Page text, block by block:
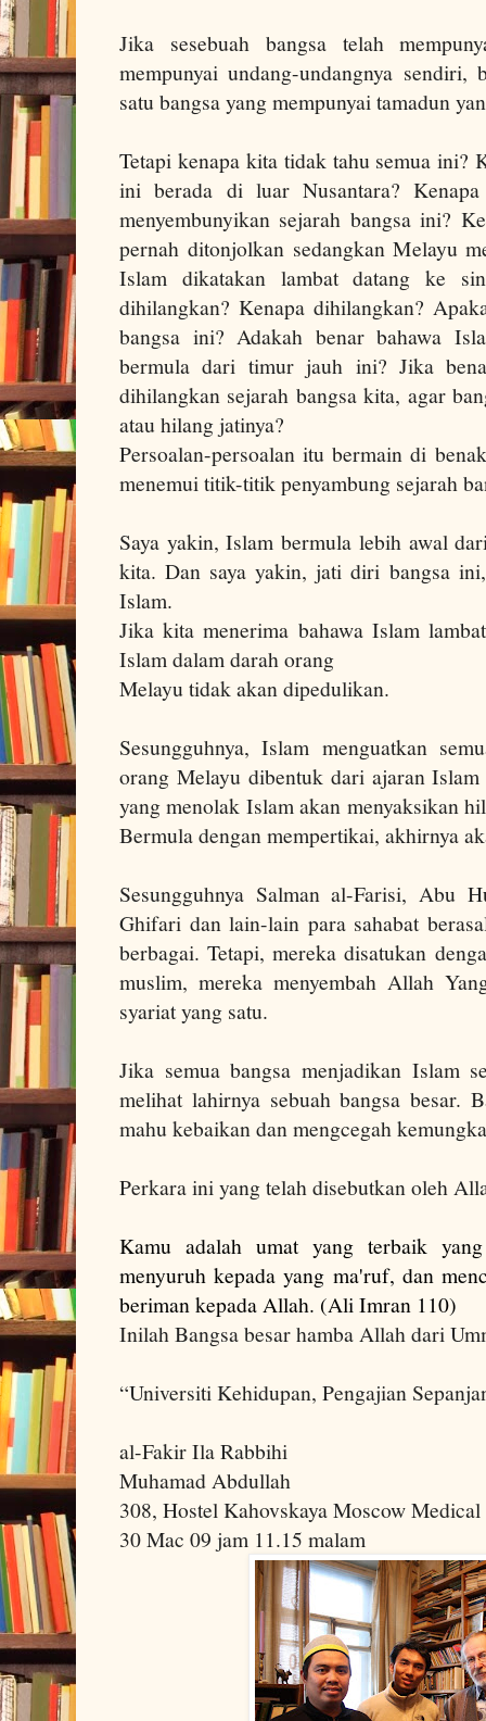
Jika sesebuah bangsa telah
mempunyai undang-undangnya sendiri,
satu bangsa yang mempunyai tamadun
Tetapi kenapa kita tidak tahu semua ini?
ini berada di luar Nusantara?
menyembunyikan sejarah bangsa ini?
pernah ditonjolkan sedangkan Melayu
Islam dikatakan lambat datang ke
dihilangkan? Kenapa dihilangkan?
bangsa ini? Adakah benar bahawa
bermula dari timur jauh ini? Jika
dihilangkan sejarah bangsa kita, agar
atau hilang jatinya?
Persoalan-persoalan itu bermain di
menemui titik-titik penyambung sejarah
Saya yakin, Islam bermula lebih awal
kita. Dan saya yakin, jati diri bangsa
Islam.
Jika kita menerima bahawa Islam
Islam dalam darah orang
Melayu tidak akan dipedulikan.
Sesungguhnya, Islam menguatkan
orang Melayu dibentuk dari ajaran
yang menolak Islam akan menyaksikan
Bermula dengan mempertikai, akhirnya
Sesungguhnya Salman al-Farisi, Abu
Ghifari dan lain-lain para sahabat
berbagai. Tetapi, mereka disatukan
muslim, mereka menyembah Allah
syariat yang satu.
Jika semua bangsa menjadikan Islam
melihat lahirnya sebuah bangsa besar.
mahu kebaikan dan mengcegah
Perkara ini yang telah disebutkan oleh
Kamu adalah umat yang terbaik
menyuruh kepada yang ma'ruf, dan
beriman kepada Allah. (Ali Imran 110)
Inilah Bangsa besarhamba Allah dari
“Universiti Kehidupan, Pengajian
al-Fakir Ila Rabbihi
Muhamad Abdullah
308, Hostel Kahovskaya Moscow
30 Mac 09 jam 11.15 malam